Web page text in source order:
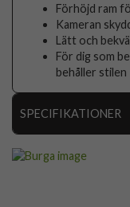
Förhöjd ram
Kameran
Lätt och
För dig som
behåller stilen
SPECIFIKATIONER